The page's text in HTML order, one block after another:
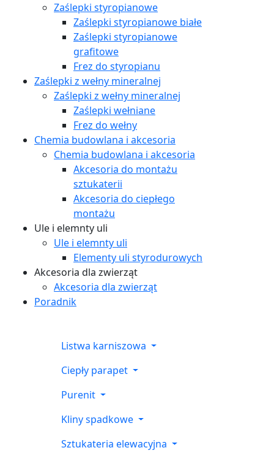
Zaślepki styropianowe
Zaślepki styropianowe białe
Zaślepki styropianowe
grafitowe
Frez do styropianu
Zaślepki z wełny mineralnej
Zaślepki z wełny mineralnej
Zaślepki wełniane
Frez do wełny
Chemia budowlana i akcesoria
Chemia budowlana i akcesoria
Akcesoria do montażu
sztukaterii
Akcesoria do ciepłego
montażu
Ule i elemnty uli
Ule i elemnty uli
Elementy uli styrodurowych
Akcesoria dla zwierząt
Akcesoria dla zwierząt
Poradnik
Listwa karniszowa
Ciepły parapet
Purenit
Kliny spadkowe
Sztukateria elewacyjna